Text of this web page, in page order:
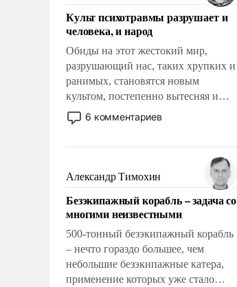
Культ психотравмы разрушает и
человека, и народ
Обиды на этот жестокий мир,
разрушающий нас, таких хрупких и
ранимых, становятся новым
культом, постепенно вытесняя и
отменяя традиционное требование к
человеку – быть мужественным и
на себя ответственность, помогать
слабым, идти вперед и
адаптироваться.
6 комментариев
Александр Тимохин
Безэкипажный корабль – задача со
многими неизвестными
500-тонный безэкипажный корабль
– нечто гораздо большее, чем
небольшие безэкипажные катера,
применение которых уже стало